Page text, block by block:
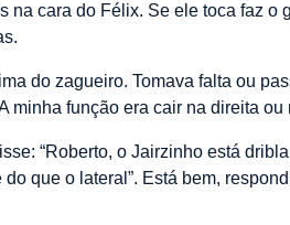
cara do Félix. Se ele toca faz o
do zagueiro. Tomava falta ou
função era cair na direita
“Roberto, o Jairzinho está
que o lateral”. Está bem,